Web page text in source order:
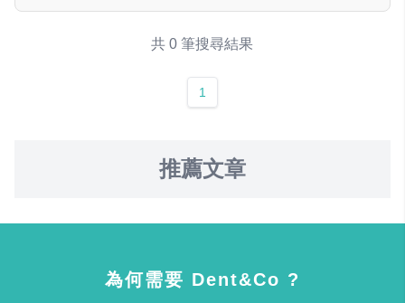
共 0 筆搜尋結果
1
推薦文章
為何需要 Dent&Co ?